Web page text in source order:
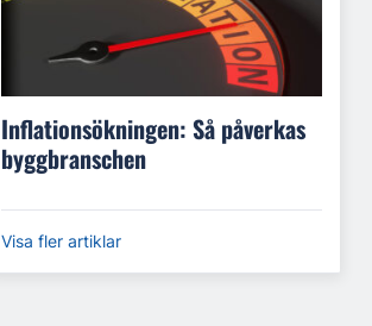
Inflationsökningen: Så påverkas
byggbranschen
Visa fler artiklar